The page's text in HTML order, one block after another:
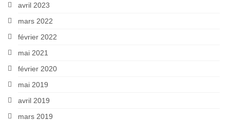
Parc de la Tête d’Or
avril 2023
mars 2022
février 2022
mai 2021
février 2020
mai 2019
avril 2019
mars 2019